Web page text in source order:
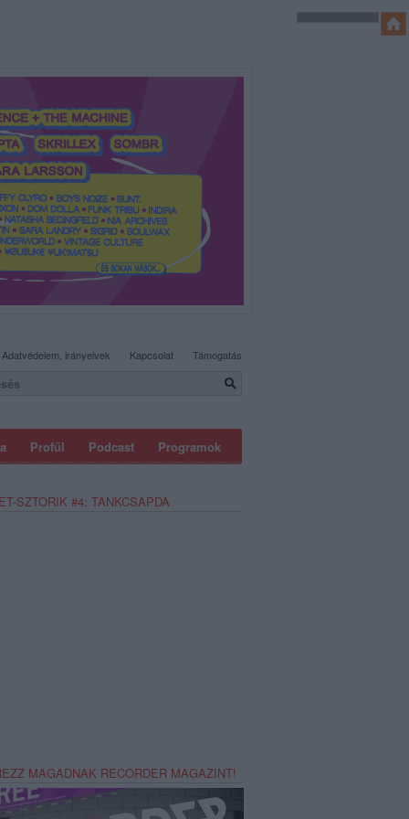
Profül Podcast Programok
Adatvédelem, irányelvek Kapcsolat Támogatás
SZTORIK #4: TANKCSAPDA
MAGADNAK RECORDER MAGAZINT!